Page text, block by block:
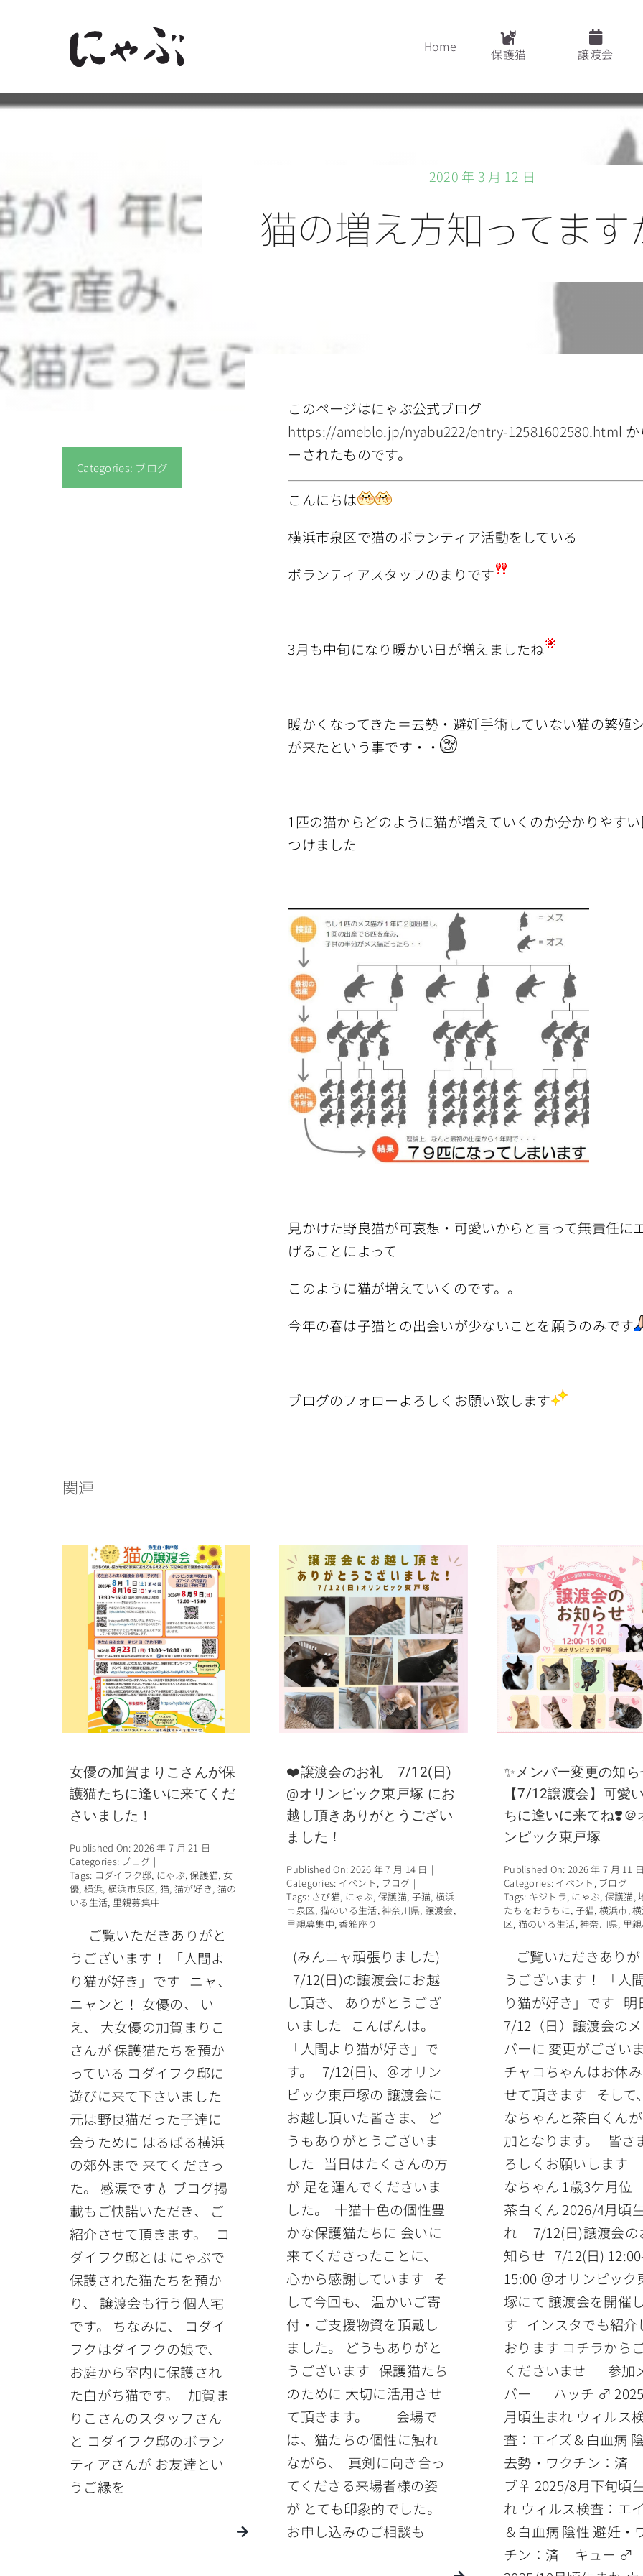
Home 保護猫 譲渡会
2020 年 3 月 12 日
猫の増え方知ってま
Categories: ブログ
このページはにゃぶ公式ブログ
https://ameblo.jp/nyabu222/entry-12581602580.html
ーされたものです。
こんにちは
横浜市泉区で猫のボランティア活動をしている
ボランティアスタッフのまりです
3月も中旬になり暖かい日が増えましたね
暖かくなってきた＝去勢・避妊手術していない猫の繁殖
が来たという事です・・
1匹の猫からどのように猫が増えていくのか分かりやす
つけました
見かけた野良猫が可哀想・可愛いからと言って無責任に
げることによって
このように猫が増えていくのです。。
今年の春は子猫との出会いが少ないことを願うのみです
ブログのフォローよろしくお願い致します
関連
女優の加賀まりこさんが保
護猫たちに逢いに来てくだ
さいました！
Published On: 2026 年 7 月 21 日 |
Categories: ブログ |
Tags: コダイフク邸, にゃぶ,保護猫, 女
優, 横浜, 横浜市泉区, 猫, 猫が好き, 猫の
いる生活, 里親募集中
ご覧いただきありがと
うございます！ 「人間よ
り猫が好き」です ニャ、
ニャンと！ 女優の、 い
え、 大女優の加賀まりこ
さんが 保護猫たちを預か
っている コダイフク邸に
遊びに来て下さいました
元は野良猫だった子達に
会うために はるばる横浜
の郊外まで 来てくださっ
た。 感涙です💧 ブログ掲
載もご快諾いただき、 ご
紹介させて頂きます。 コ
ダイフク邸とは にゃぶで
保護された猫たちを預か
り、 譲渡会も行う個人宅
です。 ちなみに、 コダイ
フクはダイフクの娘で、
お庭から室内に保護され
た白がち猫です。 加賀ま
りこさんのスタッフさん
と コダイフク邸のボラン
ティアさんが お友達とい
うご縁を
❤️譲渡会のお礼 7/12(日)
@オリンピック東戸塚 にお
越し頂きありがとうござい
ました！
Published On: 2026 年 7 月 14 日 |
Categories: イベント, ブログ |
Tags: さび猫, にゃぶ,保護猫, 子猫, 横浜
市泉区, 猫のいる生活,神奈川県, 譲渡会,
里親募集中,香箱座り
(みんニャ頑張りました)
7/12(日)の譲渡会にお越
し頂き、 ありがとうござ
いました こんばんは。
「人間より猫が好き」で
す。 7/12(日)、＠オリン
ピック東戸塚の 譲渡会に
お越し頂いた皆さま、 ど
うもありがとうございま
した 当日はたくさんの方
が 足を運んでくださいま
した。 十猫十色の個性豊
かな保護猫たちに 会いに
来てくださったことに、
心から感謝しています そ
して今回も、 温かいご寄
付・ご支援物資を頂戴し
ました。 どうもありがと
うございます 保護猫たち
のために 大切に活用させ
て頂きます。 会場で
は、猫たちの個性に触れ
ながら、 真剣に向き合っ
てくださる来場者様の姿
が とても印象的でした。
お申し込みのご相談も
✨メンバー変更の知
【7/12譲渡会】可愛
ちに逢いに来てね❣️＠
ンピック東戸塚
Published On: 2026 年 7 月 11
Categories: イベント , ブログ |
Tags: キジトラ, にゃぶ, 保護猫,
たちをおうちに, 子猫, 横浜市,
区, 猫のいる生活,神奈川県, 里
ご覧いただきあり
うございます！ 「人
り猫が好き」です 明
7/12（日）譲渡会の
バーに 変更がござい
チャコちゃんはお休
せて頂きます そして
なちゃんと茶白くん
加となります。 皆さ
ろしくお願いしま
なちゃん 1歳3ケ月
茶白くん 2026/4月頃
れ 7/12(日)譲渡会の
知らせ 7/12(日)
15:00 ＠オリンピック
塚にて 譲渡会を開催
す インスタでも紹介
おります コチラから
くださいませ 参加
バー ハッチ ♂
月頃生まれ ウィルス
査：エイズ＆白血病
去勢・ワクチン：
ブ♀ 2025/8月下旬頃
れ ウィルス検査：エ
＆白血病 陰性 避妊・
チン：済 キュー ♂